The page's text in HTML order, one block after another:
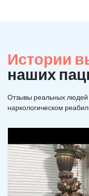
Истории
наших
Отзывы реальных
наркологическом